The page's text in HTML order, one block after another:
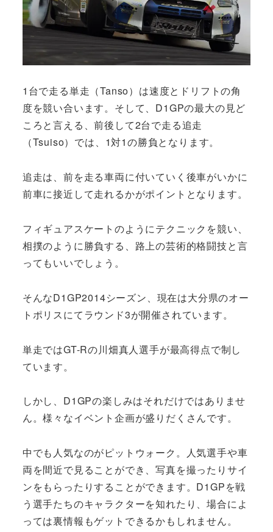
1台で走る単走（Tanso）は速度とドリフトの角
度を競い合います。そして、D1GPの最大の見ど
ころと言える、前後して2台で走る追走
（Tsuiso）では、1対1の勝負となります。
追走は、前を走る車両に付いていく後車がいかに
前車に接近して走れるかがポイントとなります。
フィギュアスケートのようにテクニックを競い、
相撲のように勝負する、路上の芸術的格闘技と言
ってもいいでしょう。
そんなD1GP2014シーズン、現在は大分県のオー
トポリスにてラウンド3が開催されています。
単走ではGT-Rの川畑真人選手が最高得点で制し
ています。
しかし、D1GPの楽しみはそれだけではありませ
ん。様々なイベント企画が盛りだくさんです。
中でも人気なのがピットウォーク。人気選手や車
両を間近で見ることができ、写真を撮ったりサイ
ンをもらったりすることができます。D1GPを戦
う選手たちのキャラクターを知れたり、場合によ
っては裏情報もゲットできるかもしれません。